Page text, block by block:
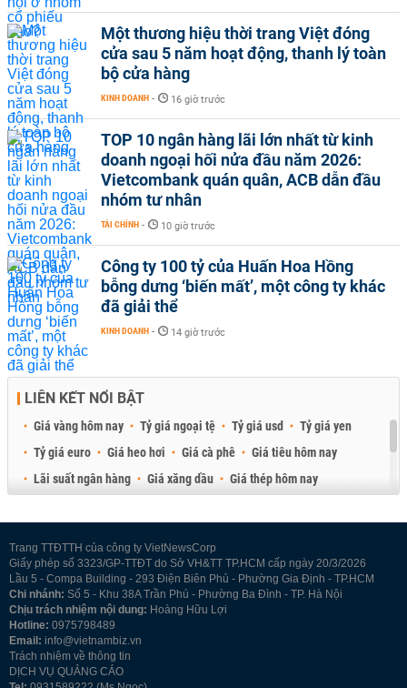
Một thương hiệu thời trang Việt đóng
cửa sau 5 năm hoạt động, thanh lý toàn
bộ cửa hàng
KINH DOANH - 16 giờ trước
TOP 10 ngân hàng lãi lớn nhất từ kinh
doanh ngoại hối nửa đầu năm 2026:
Vietcombank quán quân, ACB dẫn đầu
nhóm tư nhân
TÀI CHÍNH - 10 giờ trước
Công ty 100 tỷ của Huấn Hoa Hồng
bỗng dưng ‘biến mất’, một công ty khác
đã giải thể
KINH DOANH - 14 giờ trước
LIÊN KẾT NỔI BẬT
Giá vàng hôm nay Tỷ giá ngoại tệ Tỷ giá usd
Tỷ giá yen
Tỷ giá euro
Giá heo hơi Giá cà phê
Giá tiêu hôm nay
Lãi suất ngân hàng
Giá xăng dầu
Giá thép hôm nay
Trang TTĐTTH của công ty VietNewsCorp
Giấy phép số 3323/GP-TTĐT do Sở VH&TT TP.HCM cấp ngày 20/3/2026
Lầu 5 - Compa Building - 293 Điện Biên Phủ - Phường Gia Định - TP.HCM
Chi nhánh: Số 5 - Khu 38A Trần Phú - Phường Ba Đình - TP. Hà Nội
Chịu trách nhiệm nội dung: Hoàng Hữu Lợi
Hotline: 0975798489
Email: info@vietnambiz.vn
Trách nhiệm về thông tin
DỊCH VỤ QUẢNG CÁO